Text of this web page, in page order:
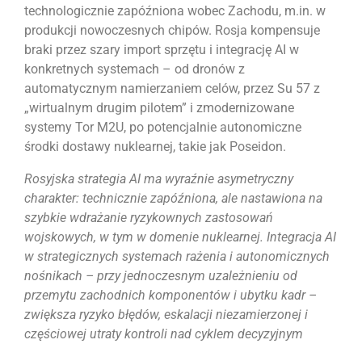
technologicznie zapóźniona wobec Zachodu, m.in. w
produkcji nowoczesnych chipów. Rosja kompensuje
braki przez szary import sprzętu i integrację AI w
konkretnych systemach – od dronów z
automatycznym namierzaniem celów, przez Su 57 z
„wirtualnym drugim pilotem” i zmodernizowane
systemy Tor M2U, po potencjalnie autonomiczne
środki dostawy nuklearnej, takie jak Poseidon.
Rosyjska strategia AI ma wyraźnie asymetryczny
charakter: technicznie zapóźniona, ale nastawiona na
szybkie wdrażanie ryzykownych zastosowań
wojskowych, w tym w domenie nuklearnej. Integracja AI
w strategicznych systemach rażenia i autonomicznych
nośnikach – przy jednoczesnym uzależnieniu od
przemytu zachodnich komponentów i ubytku kadr –
zwiększa ryzyko błędów, eskalacji niezamierzonej i
częściowej utraty kontroli nad cyklem decyzyjnym